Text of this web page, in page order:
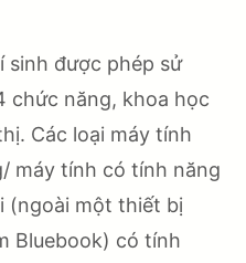
sinh được phép sử
chức năng, khoa học
Các loại máy tính
máy tính có tính năng
(ngoài một thiết bị
Bluebook) có tính